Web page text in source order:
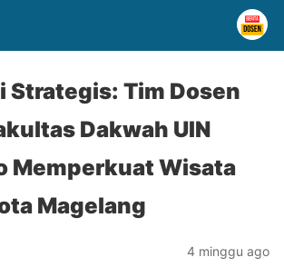
Strategis: Tim Dosen
Dakwah UIN
Memperkuat Wisata
Magelang
4 minggu ago